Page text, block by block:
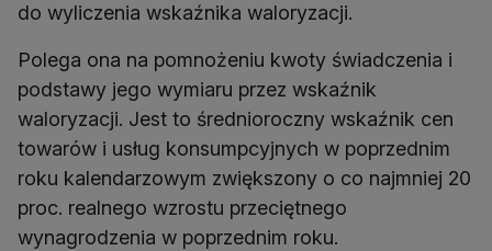
do wyliczenia wskaźnika waloryzacji.
Polega ona na pomnożeniu kwoty świadczenia i
podstawy jego wymiaru przez wskaźnik
waloryzacji. Jest to średnioroczny wskaźnik cen
towarów i usług konsumpcyjnych w poprzednim
roku kalendarzowym zwiększony o co najmniej 20
proc. realnego wzrostu przeciętnego
wynagrodzenia w poprzednim roku.